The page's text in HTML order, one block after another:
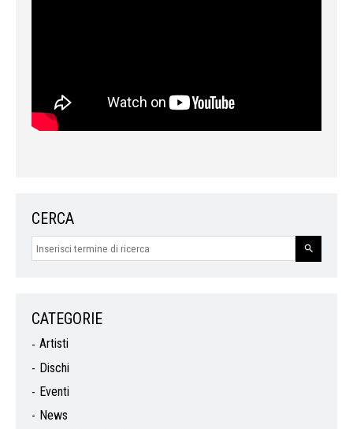
CERCA
CATEGORIE
Artisti
Dischi
Eventi
News